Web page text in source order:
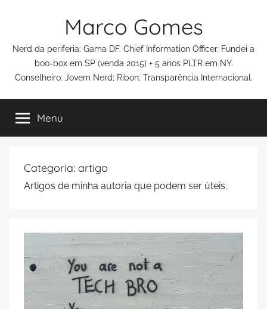
conteúdo
Marco Gomes
Nerd da periferia: Gama DF. Chief Information Officer. Fundei a
boo-box em SP (venda 2015) + 5 anos PLTR em NY.
Conselheiro: Jovem Nerd; Ribon; Transparência Internacional.
Menu
Categoria: artigo
Artigos de minha autoria que podem ser úteis.